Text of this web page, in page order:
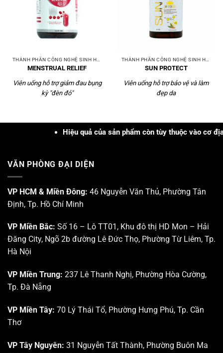
MENSTRUAL RELIEF
Viên uống hỗ trợ giảm đau bụng
kỳ "đèn đỏ"
SUN PROTECT
Viên uống hỗ trợ bảo vệ và làm
đẹp da
Hiệu quả của sản phẩm còn tùy thuộc vào cơ địa,
VĂN PHÒNG ĐẠI DIỆN
VP HCM & Miền Đông: 46 Nguyễn Văn Thủ, Phường Tân
Định, Tp. Hồ Chí Minh
VP Miền Bắc: Số 16 – Lô TT01, Khu đô thị HD Mon – Hải
Đăng City, Ngõ 2b đường Lê Đức Thọ, Phường Từ Liêm, Tp.
Hà Nội
VP Miền Trung: 237 Lê Thanh Nghị, Phường Hòa Cường,
Tp. Đà Nẵng
VP Miền Tây: 70 Lý Thái Tổ, Phường Hưng Phú, Tp. Cần
Thơ
VP Tây Nguyên: 31 Nguyễn Tất Thành, Phường Buôn Ma